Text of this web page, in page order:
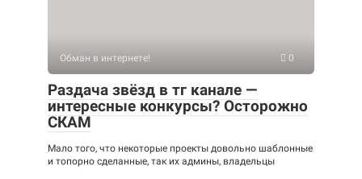
Обман в интернете! 0
Раздача звёзд в тг канале —
интересные конкурсы? Осторожно
СКАМ
Мало того, что некоторые проекты довольно шаблонные
и топорно сделанные, так их админы, владельцы